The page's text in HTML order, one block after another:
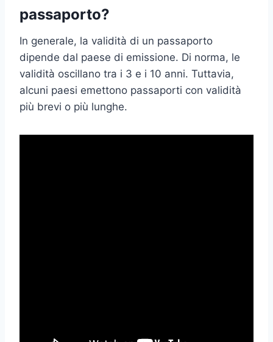
passaporto?
In generale, la validità di un passaporto
dipende dal paese di emissione. Di norma, le
validità oscillano tra i 3 e i 10 anni. Tuttavia,
alcuni paesi emettono passaporti con validità
più brevi o più lunghe.